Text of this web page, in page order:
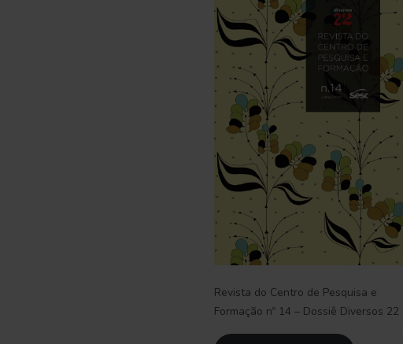
Revista do Centro de Pesquisa e
Formação nº 14 – Dossiê Diversos 22